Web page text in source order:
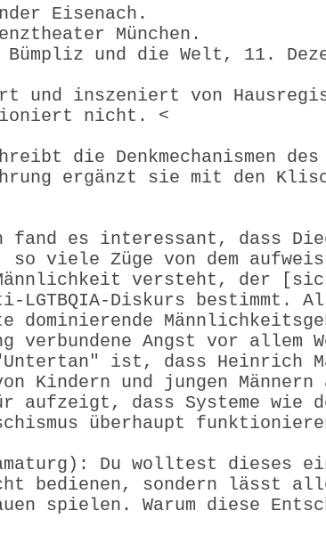
Eisenach.
München.
und die Welt, 11.
und inszeniert von
nicht. <
die Denkmechanismen des
ergänzt sie mit den
fand es interessant, dass
viele Züge von dem
versteht, der
Diskurs bestimmt.
dominierende
verbundene Angst vor allem
"Untertan" ist, dass Heinrich
Kindern und jungen Männern
aufzeigt, dass Systeme wie
überhaupt
Du wolltest dieses
bedienen, sondern lässt
spielen. Warum diese